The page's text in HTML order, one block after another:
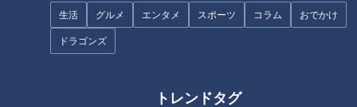
生活 グルメ エンタメ スポーツ コラム おでかけ
ドラゴンズ
トレンドタグ